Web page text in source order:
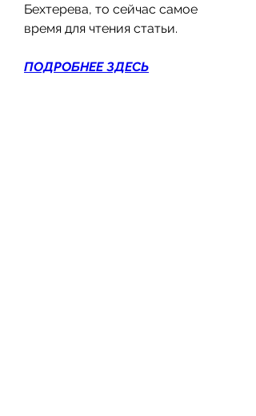
Бехтерева, то сейчас самое
время для чтения статьи.
ПОДРОБНЕЕ ЗДЕСЬ